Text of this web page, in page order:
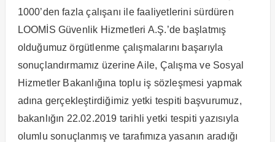
1000’den fazla çalışanı ile faaliyetlerini sürdüren
LOOMİS Güvenlik Hizmetleri A.Ş.’de başlatmış
olduğumuz örgütlenme çalışmalarını başarıyla
sonuçlandırmamız üzerine Aile, Çalışma ve Sosyal
Hizmetler Bakanlığına toplu iş sözleşmesi yapmak
adına gerçekleştirdiğimiz yetki tespiti başvurumuz,
bakanlığın 22.02.2019 tarihli yetki tespiti yazısıyla
olumlu sonuçlanmış ve tarafımıza yasanın aradığı